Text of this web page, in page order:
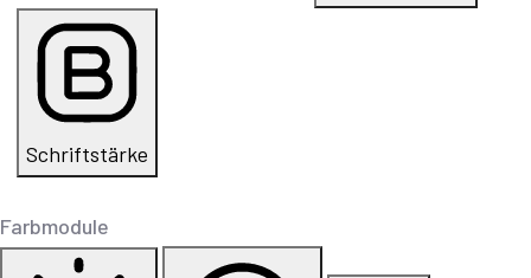
Schriftstärke
Farbmodule